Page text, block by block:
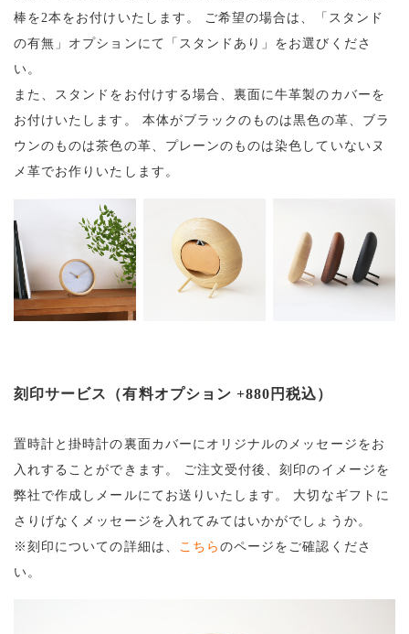
棒を2本をお付けいたします。
ご希望の場合は、「スタンド
の有無」オプションにて「スタンドあり」をお選びくださ
い。
また、スタンドをお付けする場合、裏面に牛革製のカバーを
お付けいたします。
本体がブラックのものは黒色の革、ブラ
ウンのものは茶色の革、プレーンのものは染色していないヌ
メ革でお作りいたします。
刻印サービス（有料オプション +880円税込）
置時計と掛時計の裏面カバーにオリジナルのメッセージをお
入れすることができます。
ご注文受付後、刻印のイメージを
弊社で作成しメールにてお送りいたします。
大切なギフトに
さりげなくメッセージを入れてみてはいかがでしょうか。
※刻印についての詳細は、
こちらのページをご確認くださ
い。